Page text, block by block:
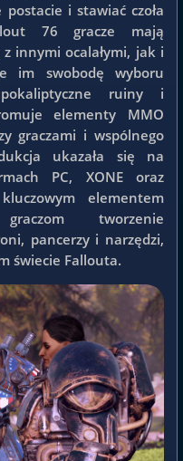
i stawiać czoła
76 gracze mają
z innymi ocalałymi, jak i
im swobodę wyboru
ruiny i
elementy MMO
graczami i wspólnego
ukazała się na
PC, XONE oraz
elementem
tworzenie
pancerzy i narzędzi,
świecie Fallouta.